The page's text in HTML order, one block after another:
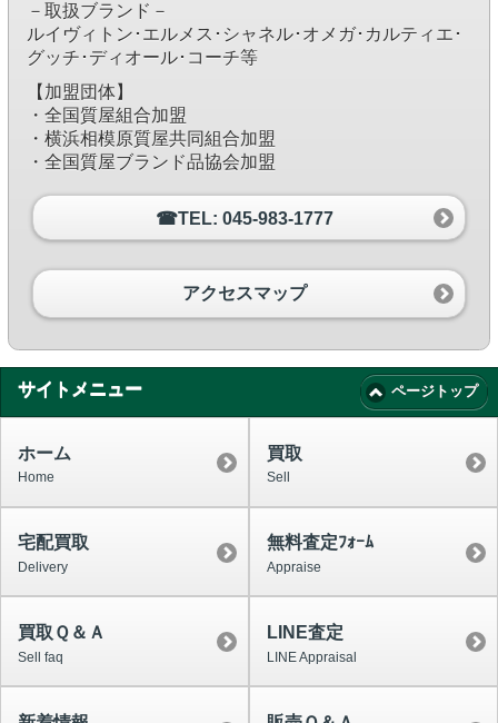
－取扱ブランド－
ルイヴィトン･エルメス･シャネル･オメガ･カルティエ･
グッチ･ディオール･コーチ等
【加盟団体】
・全国質屋組合加盟
・横浜相模原質屋共同組合加盟
・全国質屋ブランド品協会加盟
☎TEL: 045-983-1777
アクセスマップ
サイトメニュー ページトップ
ホーム
Home
買取
Sell
宅配買取
Delivery
無料査定ﾌｫｰﾑ
Appraise
買取Ｑ＆Ａ
Sell faq
LINE査定
LINE Appraisal